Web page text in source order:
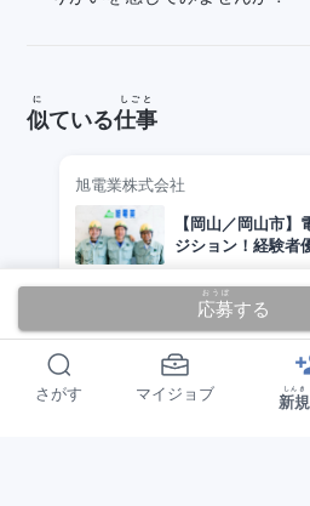
応募
おうぼ
する
似
に
ている仕事
しごと
旭電業株式会社
【岡山／岡山市
ジション！経験者
200,000円~
正社員
(岡山
おかやま
さがす マイジョブ 新規
しんき